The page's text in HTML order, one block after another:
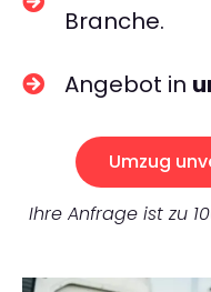
Branche.
Angebot in
Umzug
Ihre Anfrage ist zu